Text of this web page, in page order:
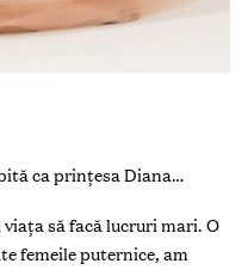
ca prințesa Diana…
să facă lucruri mari. O
femeile puternice, am